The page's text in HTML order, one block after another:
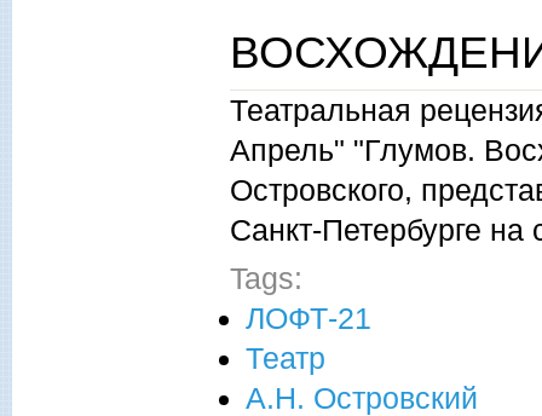
Театральная
Апрель" "Глумов.
Островского,
Санкт-Петербурге
Tags:
ЛОФТ-21
Театр
А.Н. Островский